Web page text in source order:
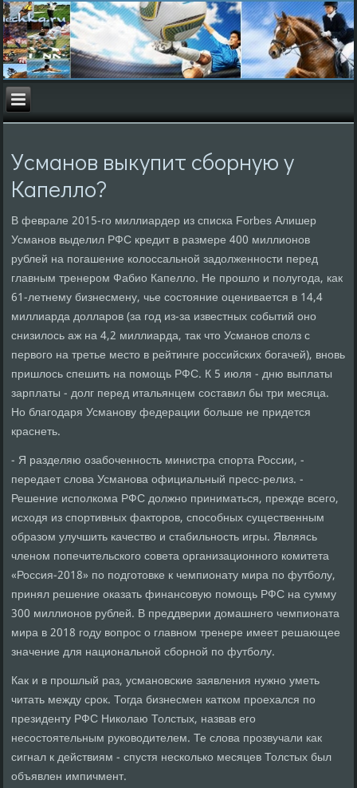
Усманов выкупит сборную у
Капелло?
В феврале 2015-го миллиардер из списка Forbes Алишер
Усманов выделил РФС кредит в размере 400 миллионов
рублей на погашение колоссальной задолженности перед
главным тренером Фабио Капелло. Не прошло и полугода, как
61-летнему бизнесмену, чье состояние оценивается в 14,4
миллиарда долларов (за год из-за известных событий оно
снизилось аж на 4,2 миллиарда, так что Усманов сполз с
первого на третье место в рейтинге российских богачей), вновь
пришлось спешить на помощь РФС. К 5 июля - дню выплаты
зарплаты - долг перед итальянцем составил бы три месяца.
Но благодаря Усманову федерации больше не придется
краснеть.
- Я разделяю озабоченность министра спорта России, -
передает слова Усманова официальный пресс-релиз. -
Решение исполкома РФС должно приниматься, прежде всего,
исходя из спортивных факторов, способных существенным
образом улучшить качество и стабильность игры. Являясь
членом попечительского совета организационного комитета
«Россия-2018» по подготовке к чемпионату мира по футболу,
принял решение оказать финансовую помощь РФС на сумму
300 миллионов рублей. В преддверии домашнего чемпионата
мира в 2018 году вопрос о главном тренере имеет решающее
значение для национальной сборной по футболу.
Как и в прошлый раз, усмановские заявления нужно уметь
читать между срок. Тогда бизнесмен катком проехался по
президенту РФС Николаю Толстых, назвав его
несостоятельным руководителем. Те слова прозвучали как
сигнал к действиям - спустя несколько месяцев Толстых был
объявлен импичмент.